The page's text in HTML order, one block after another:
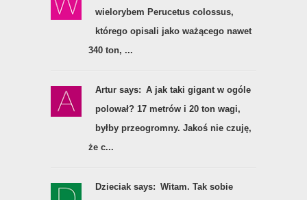
wielorybem Perucetus colossus,
którego opisali jako ważącego nawet
340 ton, ...
Artur says: A jak taki gigant w ogóle
polował? 17 metrów i 20 ton wagi,
byłby przeogromny. Jakoś nie czuję,
że c...
Dzieciak says: Witam. Tak sobie